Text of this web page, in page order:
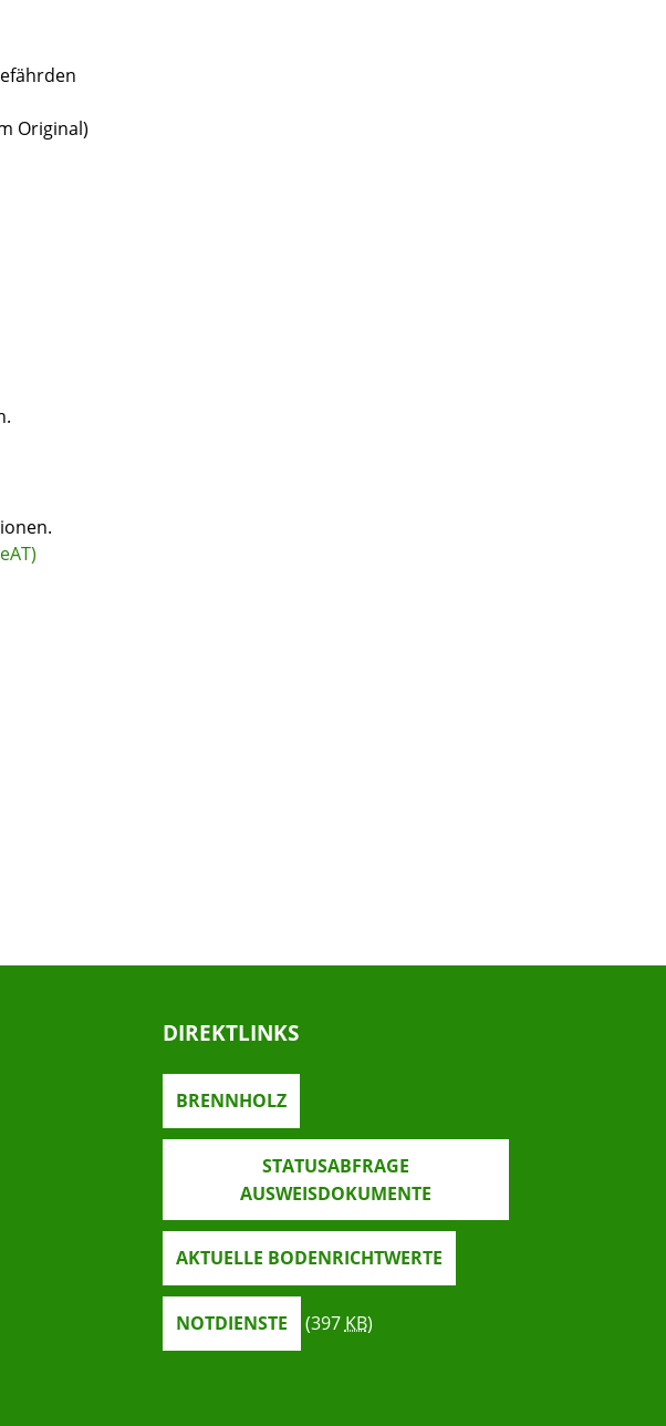
Original)
DIREKTLINKS
BRENNHOLZ
STATUSABFRAGE
AUSWEISDOKUMENTE
AKTUELLE BODENRICHTWERTE
NOTDIENSTE (397KB)